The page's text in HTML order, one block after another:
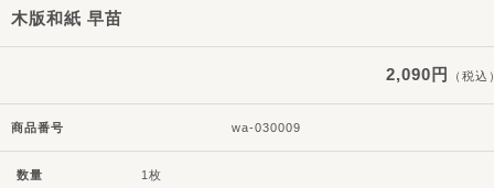
数量 1枚
木版和紙 早苗
2,090円 （税込
商品番号 wa-030009